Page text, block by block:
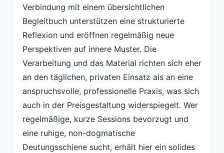
Verbindung mit einem übersichtlichen
Begleitbuch unterstützen eine strukturierte
Reflexion und eröffnen regelmäßig neue
Perspektiven auf innere Muster. Die
Verarbeitung und das Material richten sich eher
an den täglichen, privaten Einsatz als an eine
anspruchsvolle, professionelle Praxis, was sich
auch in der Preisgestaltung widerspiegelt. Wer
regelmäßige, kurze Sessions bevorzugt und
eine ruhige, non-dogmatische
Deutungsschiene sucht, erhält hier ein solides